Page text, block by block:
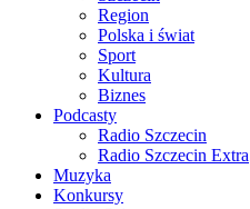
Region
Polska i świat
Sport
Kultura
Biznes
Podcasty
Radio Szczecin
Radio Szczecin Extra
Muzyka
Konkursy